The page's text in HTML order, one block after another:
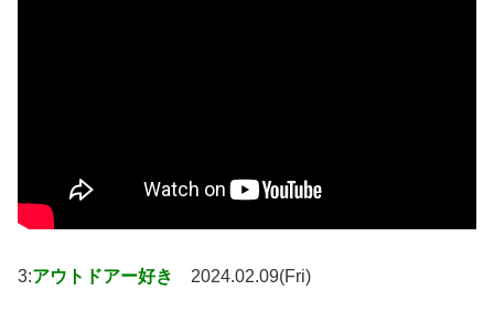
3:アウトドアー好き 2024.02.09(Fri)